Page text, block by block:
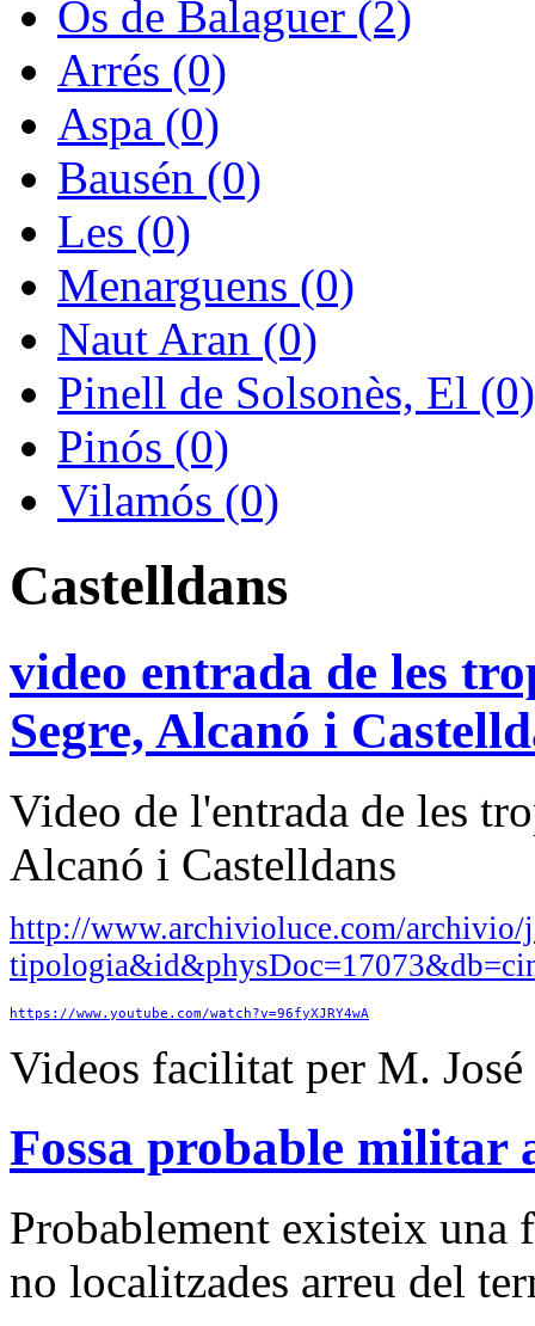
Òs de Balaguer (2)
Arrés (0)
Aspa (0)
Bausén (0)
Les (0)
Menarguens (0)
Naut Aran (0)
Pinell de Solsonès, El (0)
Pinós (0)
Vilamós (0)
Castelldans
video entrada de les
Segre, Alcanó i
Video de l'entrada de les
Alcanó i Castelldans
http://www.archivioluce.com/archivio/
https://www.youtube.com/watch?v=96fyXJRY4wA
Videos facilitat per M.
Fossa probable militar
Probablement existeix una
no localitzades arreu del